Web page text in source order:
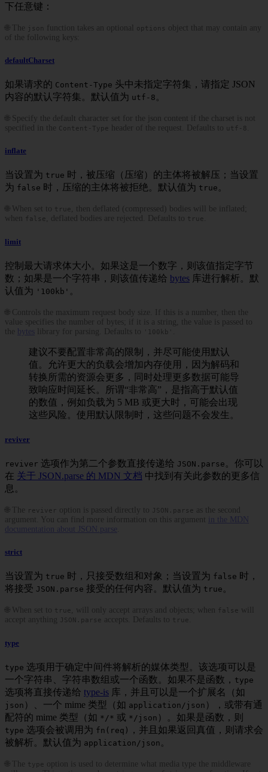
下任意键：
🌐 The json function takes an optional options object that may contain any
of the following keys:
defaultCharset
如果请求的 Content-Type 头中未指定字符集，请指定 JSON
内容的默认字符集。默认值为 utf-8 。
🌐 Specify the default character set for the json content if the charset is not
specified in the
Content-Type header of the request. Defaults to utf-8
inflate
当设置为 true 时，被压缩（压缩）的主体将被解压；当设置
为 false 时，压缩的主体将被拒绝。默认值为 true 。
🌐 When set to true, then deflated (compressed) bodies will be inflated;
when false, deflated bodies are rejected. Defaults to true
limit
控制最大请求体大小。如果这是一个数字，则该值指定字节
数；如果是一个字符串，则该值传递给 bytes 库进行解析。默
认值为 '100kb' 。
🌐 Controls the maximum request body size. If this is a number, then the
value specifies the number of bytes; if it is a string, the value is passed to
the
bytes library for parsing. Defaults to '100kb'
建议不要配置非常高的限制，并尽可能使用默认
值。允许更大的负载会增加内存使用，因为解码和
转换所需的资源会更多，同时处理更多数据可能导
致响应时间延长。所谓“非常高”，是指高于默认值
的数值，例如负载为 5 MB 或更大时，可能会出现
这些风险。使用默认限制时，这些问题不会发生。
reviver
reviver 选项作为第二个参数直接传递给 JSON.parse 。你可以
在 关于 JSON.parse 的 MDN 文档 中找到有关此参数的更多信
息。
🌐 The reviver option is passed directly to JSON.parse
as the second
argument. You can find more information on this argument
in the MDN
documentation about JSON.parse
strict
当设置为 true 时，只接受数组和对象；当设置为 false 时，
将接受 JSON.parse 接受的任何内容。默认值为 true 。
🌐 When set to true, will only accept arrays and objects; when false will
accept anything JSON.parse accepts. Defaults to true
type
type 选项用于确定中间件将解析的媒体类型。该选项可以是
一个字符串、字符串数组或一个函数。如果不是函数， type
选项将直接传递给 type-is 库，并且可以是一个扩展名（如
json ）、一个 mime 类型（如 application/json ），或带有通
配符的 mime 类型（如 */* 或 */json ）。如果是函数，则
type 选项会被调用为 fn(req)
，并且如果返回真值，则请求会
被解析。默认值为 application/json 。
🌐 The type option is used to determine what media type the middleware